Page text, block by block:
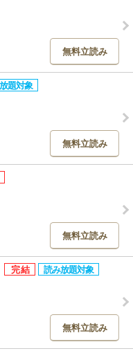
無料立読み
無料立読み
無料立読み
無料立読み